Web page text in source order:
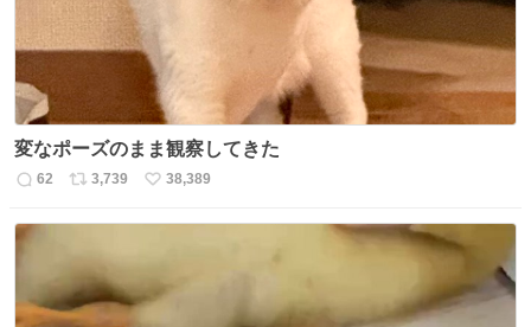
変なポーズのまま観察してきた
返
数
62
リ
数
3,739
い
38,389